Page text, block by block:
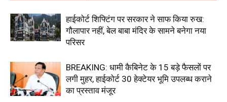
हाईकोर्ट शिफ्टिंग पर सरकार ने साफ किया रुख:
गौलापार नहीं, बेल बाबा मंदिर के सामने बनेगा नया
परिसर
BREAKING: धामी कैबिनेट के 15 बड़े फैसलों पर
लगी मुहर, हाईकोर्ट 30 हेक्टेयर भूमि उपलब्ध कराने
का प्रस्ताव मंजूर